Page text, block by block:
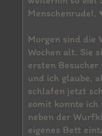
Menschenrudel.
Morgen sind die
Wochen alt. Sie
ersten Besucher
und ich glaube,
schlafen jetzt
somit konnte ich
neben der
eigenes Bett